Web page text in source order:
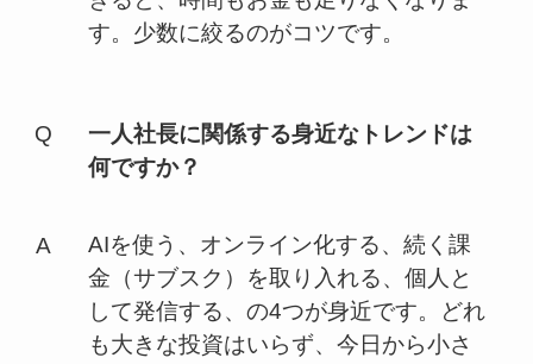
す。少数に絞るのがコツです。
一人社長に関係する身近なトレンドは
何ですか？
AIを使う、オンライン化する、続く課
金（サブスク）を取り入れる、個人と
して発信する、の4つが身近です。どれ
も大きな投資はいらず、今日から小さ